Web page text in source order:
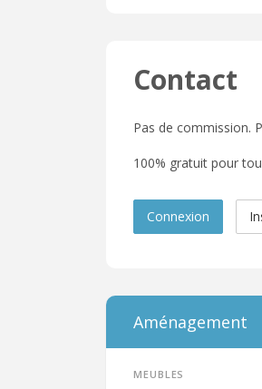
Contact
Pas de commission.
100% gratuit pour
Connexion
Aménagement
Meubles